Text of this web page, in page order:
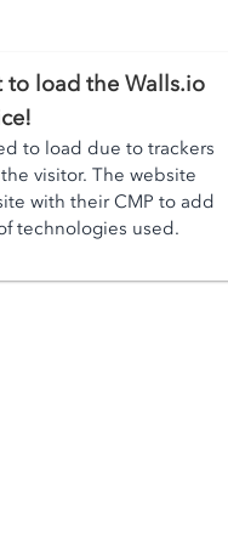
to load the Walls.io
to load due to trackers
visitor. The website
with their CMP to add
technologies used.